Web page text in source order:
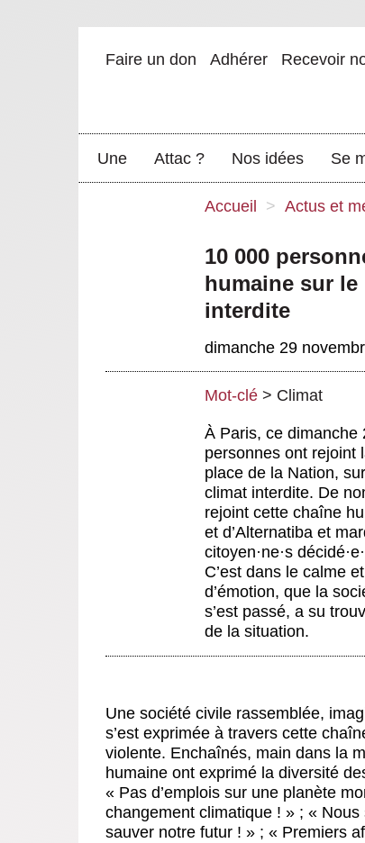
Faire un don Adhérer Recevoir
Une Attac ? Nos idées Se
Accueil > Actus et
10 000
humaine sur
interdite
dimanche 29
Mot-clé > Climat
À Paris, ce dimanche
personnes ont rejoint
place de la Nation,
climat interdite. De
rejoint cette chaîne
et d’Alternatiba et
citoyen·ne·s décidé·e·
C’est dans le calme
d’émotion, que la
s’est passé, a su
de la situation.
Une société civile rassemblée,
s’est exprimée à travers cette
violente. Enchaînés, main dans la
humaine ont exprimé la diversité
« Pas d’emplois sur une planète
changement climatique ! » ; «
sauver notre futur ! » ; « Premiers